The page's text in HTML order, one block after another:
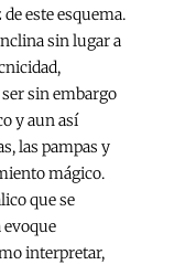
este esquema.
sin lugar a
sin embargo
y aun así
las pampas y
mágico.
que se
evoque
interpretar,